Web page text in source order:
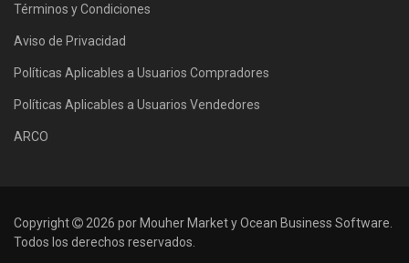
Términos y Condiciones
Aviso de Privacidad
Políticas Aplicables a Usuarios Compradores
Políticas Aplicables a Usuarios Vendedores
ARCO
Copyright
2026 por Mouher Market y Ocean Business Software.
Todos los derechos reservados.